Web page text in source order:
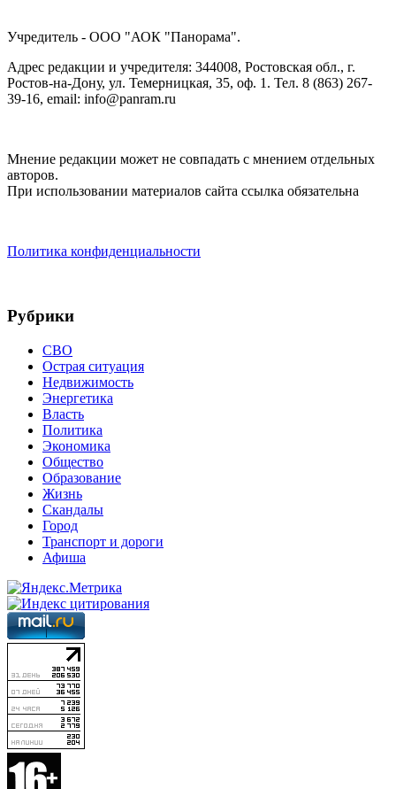
Учредитель - ООО "АОК "Панорама".
Адрес редакции и учредителя: 344008, Ростовская обл., г.
Ростов-на-Дону, ул. Темерницкая, 35, оф. 1. Тел. 8 (863) 267-
39-16, email: info@panram.ru
Мнение редакции может не совпадать с мнением отдельных
авторов.
При использовании материалов сайта ссылка обязательна
Политика конфиденциальности
Рубрики
СВО
Острая ситуация
Недвижимость
Энергетика
Власть
Политика
Экономика
Общество
Образование
Жизнь
Скандалы
Город
Транспорт и дороги
Афиша